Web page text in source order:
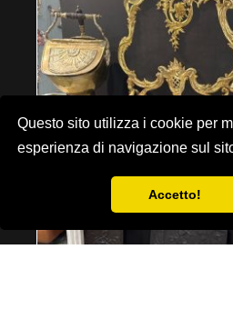
Questo sito utilizza i cookie per
esperienza di navigazione sul
Accetto!